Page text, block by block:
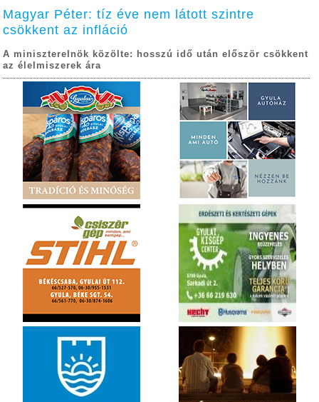
Magyar Péter: tíz éve nem látott szintre
csökkent az infláció
A miniszterelnök közölte: hosszú idő után először csökkent
az élelmiszerek ára